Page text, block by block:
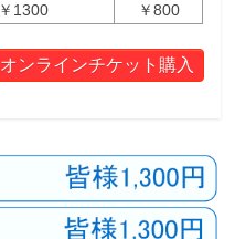
￥1300 ￥800
オンラインチケット購入